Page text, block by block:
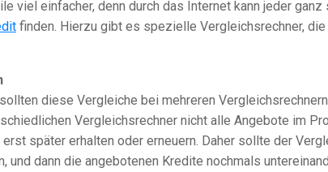
viel einfacher, denn durch das Internet kann jeder ganz
finden. Hierzu gibt es spezielle Vergleichsrechner, die
diese Vergleiche bei mehreren
Vergleichsrechner nicht alle Angebote im
später erhalten oder erneuern. Daher sollte der
und dann die angebotenen Kredite nochmals